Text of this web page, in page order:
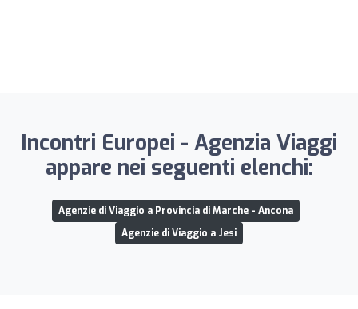
Incontri Europei - Agenzia Viaggi
appare nei seguenti elenchi:
Agenzie di Viaggio a Provincia di Marche - Ancona
Agenzie di Viaggio a Jesi